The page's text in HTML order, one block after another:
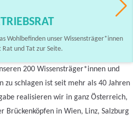
Wohlbefinden unser Wissensträger*innen
und Tat zur Seite.
200 Wissensträger*innen und
schlagen ist seit mehr als 40 Jahren
realisieren wir in ganz Österreich,
Brückenköpfen in Wien, Linz, Salzburg